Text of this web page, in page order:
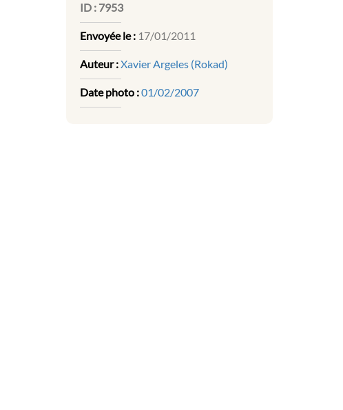
ID : 7953
Envoyée le : 17/01/2011
Auteur :Xavier Argeles (Rokad)
Date photo :01/02/2007